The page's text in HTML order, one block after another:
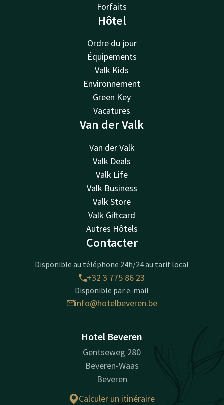
Forfaits
Hôtel
Ordre du jour
Équipements
Valk Kids
Environnement
Green Key
Vacatures
Van der Valk
Van der Valk
Valk Deals
Valk Life
Valk Business
Valk Store
Valk Giftcard
Autres Hôtels
Contacter
Disponible au téléphone 24h/24 au tarif local
+32 3 775 86 23
Disponible par e-mail
info@hotelbeveren.be
Hotel Beveren
Gentseweg 280
Beveren-Waas
Beveren
Calculer un itinéraire